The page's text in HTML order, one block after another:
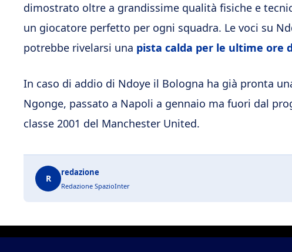
dimostrato oltre a grandissime qualità fisiche e
un giocatore perfetto per ogni squadra. Le voci su
potrebbe rivelarsi una pista calda per le ultime ore
In caso di addio di Ndoye il Bologna ha già pronta
Ngonge, passato a Napoli a gennaio ma fuori dal
classe 2001 del Manchester United.
R
redazione
Redazione SpazioInter